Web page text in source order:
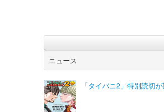
ニュース
「タイバニ2」特別読切